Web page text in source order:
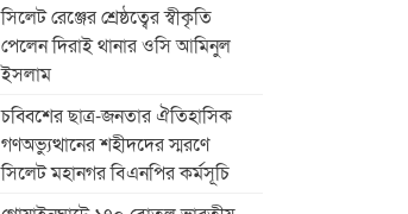
সিলেট রেঞ্জের শ্রেষ্ঠত্বের স্বীকৃতি
পেলেন দিরাই থানার ওসি আমিনুল
ইসলাম
চব্বিশের ছাত্র-জনতার ঐতিহাসিক
গণঅভ্যুত্থানের শহীদদের স্মরণে
সিলেট মহানগর বিএনপির কর্মসূচি